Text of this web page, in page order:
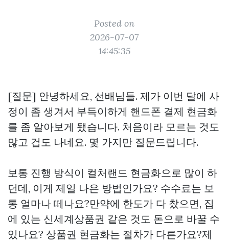
Posted on
2026-07-07
14:45:35
[질문] 안녕하세요, 선배님들. 제가 이번 달에 사
정이 좀 생겨서 부득이하게 핸드폰 결제 현금화
를 좀 알아보게 됐습니다. 처음이라 모르는 것도
많고 겁도 나네요. 몇 가지만 질문드립니다.
보통 진행 방식이 컬처랜드 현금화으로 많이 하
던데, 이게 제일 나은 방법인가요? 수수료는 보
통 얼마나 떼나요?만약에 한도가 다 찼으면, 집
에 있는 신세계상품권 같은 것도 돈으로 바꿀 수
있나요? 상품권 현금화는 절차가 다른가요?제